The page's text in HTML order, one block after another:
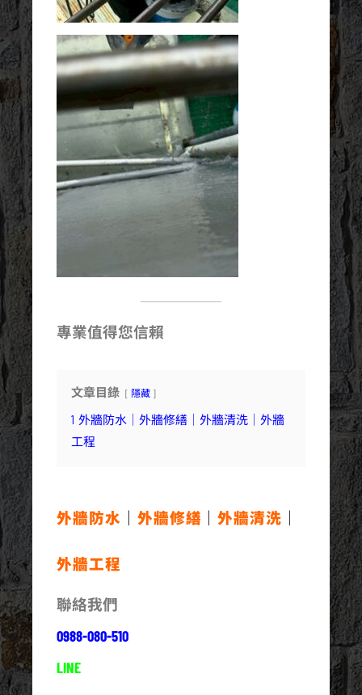
專業值得您信賴
文章目錄 隱藏
1 外牆防水｜外牆修繕｜外牆清洗｜外牆
工程
外牆防水 外牆修繕 ｜外牆清洗
外牆工程
聯絡我們
0988-080-510
LINE